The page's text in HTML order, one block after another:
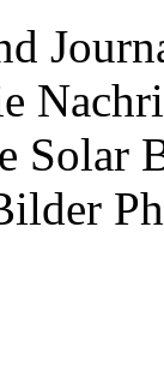
Solar